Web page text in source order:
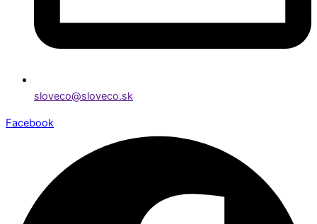
sloveco@sloveco.sk
Facebook